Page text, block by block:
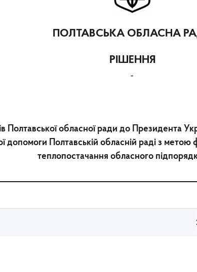
ПОЛТАВСЬКА ОБЛАСНА
РІШЕННЯ
-
Полтавської обласної ради до Президента
допомоги Полтавській обласній раді з метою
теплопостачання обласного